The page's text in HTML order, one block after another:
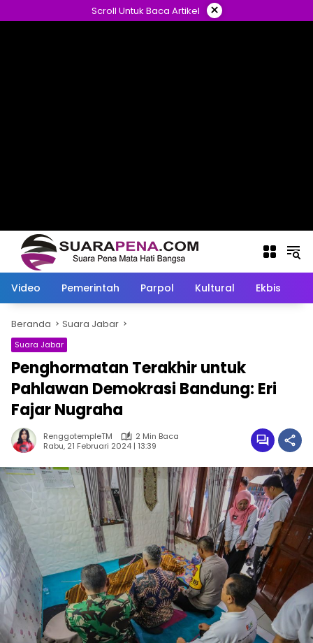
ke
Scroll Untuk Baca Artikel ×
Video Pemerintah Parpol Kultural Ekbis
Beranda Suara Jabar
Suara Jabar
Penghormatan Terakhir untuk
Pahlawan Demokrasi Bandung: Eri
Fajar Nugraha
RenggotempleTM
2 Min Baca
Rabu, 21 Februari 2024 | 13:39